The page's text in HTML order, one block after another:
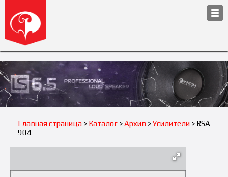
Главная страница > Каталог >Архив >Усилители > RSA
904